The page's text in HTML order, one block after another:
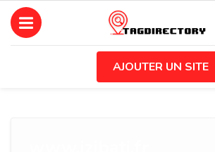
AJOUTER UN SITE